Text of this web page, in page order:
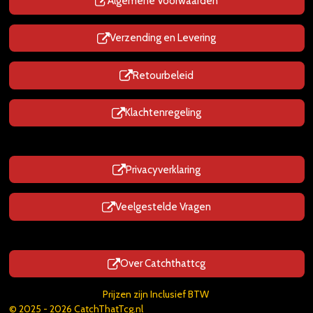
Verzending en Levering
Retourbeleid
Klachtenregeling
Privacyverklaring
Veelgestelde Vragen
Over Catchthattcg
Prijzen zijn Inclusief BTW
© 2025 - 2026 CatchThatTcg.nl